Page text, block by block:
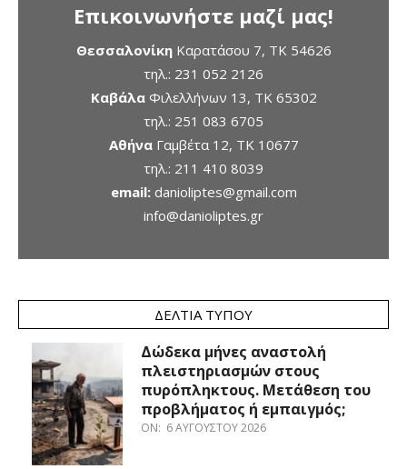
Επικοινωνήστε μαζί μας!
ΘεσσαλονίκηΚαρατάσου 7, TK 54626
τηλ.: 231 052 2126
ΚαβάλαΦιλελλήνων 13, ΤΚ 65302
τηλ.: 251 083 6705
ΑθήναΓαμβέτα 12, ΤΚ 10677
τηλ.: 211 410 8039
email: danioliptes@gmail.com
info@danioliptes.gr
ΔΕΛΤΊΑ ΤΎΠΟΥ
Δώδεκα μήνες αναστολή
πλειστηριασμών στους
πυρόπληκτους. Μετάθεση του
προβλήματος ή εμπαιγμός;
ON: 6 ΑΥΓΟΎΣΤΟΥ 2026